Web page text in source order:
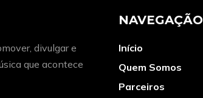
divulgar e
que acontece
NAVEGAÇÃO
Início
Quem Somos
Parceiros